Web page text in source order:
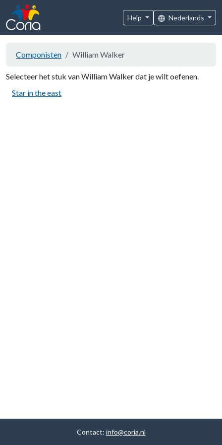
Help Nederlands
Componisten William Walker
Selecteer het stuk van William Walker dat je wilt oefenen.
Star in the east
Contact: info@coria.nl